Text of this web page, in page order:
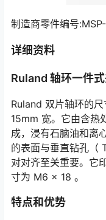
制造商零件编号
详细资料
Ruland 轴环一件
Ruland 双片轴环的
15mm 宽。它由含热
成，浸有石脑油和离
的表面与垂直钻孔（
对对齐至关重要。它
寸为 M6 x 18 。
特点和优势